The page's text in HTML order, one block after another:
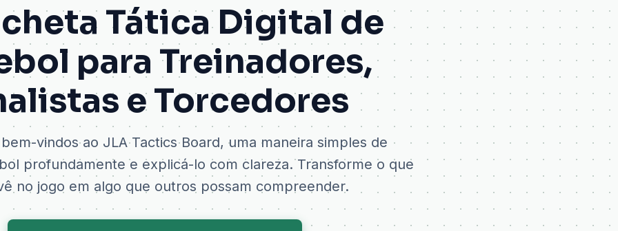
Tática Digital de
para Treinadores,
e Torcedores
vindos ao JLA Tactics Board, uma maneira simples de
profundamente e explicá-lo com clareza. Transforme o que
no jogo em algo que outros possam compreender.